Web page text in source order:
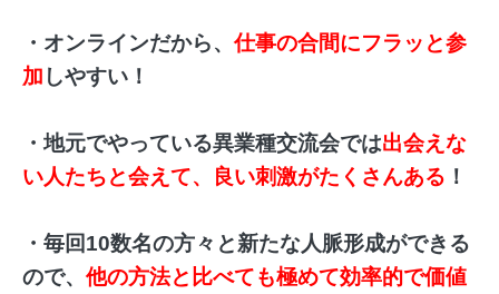
・オンラインだから、 仕事の合間にフラッと参
加 しやすい！
・地元でやっている異業種交流会では出会えな
い人たちと会えて、良い刺激がたくさんある ！
・毎回10数名の方々と新たな人脈形成ができる
ので、 他の方法と比べても極めて効率的で価値